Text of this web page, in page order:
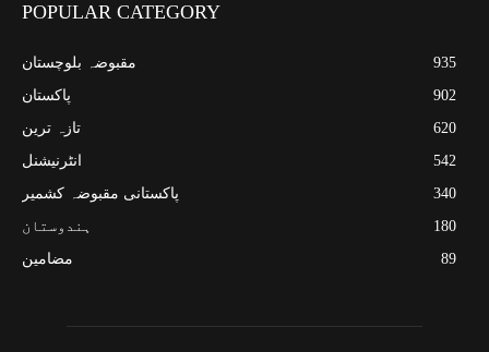
POPULAR CATEGORY
مقبوضہ بلوچستان
935
پاکستان
902
تازہ ترین
620
انٹرنیشنل
542
پاکستانی مقبوضہ کشمیر
340
ہندوستان
180
مضامین
89